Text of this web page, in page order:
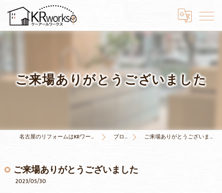
ご来場ありがとうございました
名古屋のリフォームはKRワークス ブログ ご来場ありがとうございました
ご来場ありがとうございました
2023/05/30